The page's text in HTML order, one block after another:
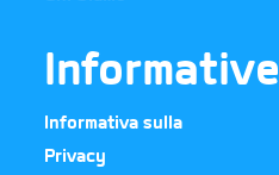
Informative
Informativa sulla
Privacy